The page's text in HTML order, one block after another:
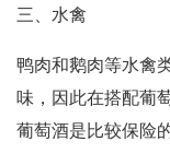
三、水禽
鸭肉和鹅肉等水禽
味，因此在搭配葡
葡萄酒是比较保险